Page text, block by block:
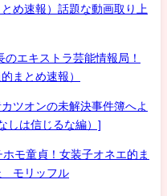
め速報）話題な動画取り上
エキストラ芸能情報局！
まとめ速報）
ツオンの未解決事件簿へよ
しは信じるな編）]
童貞！女装子オネエ的ま
モリッフル